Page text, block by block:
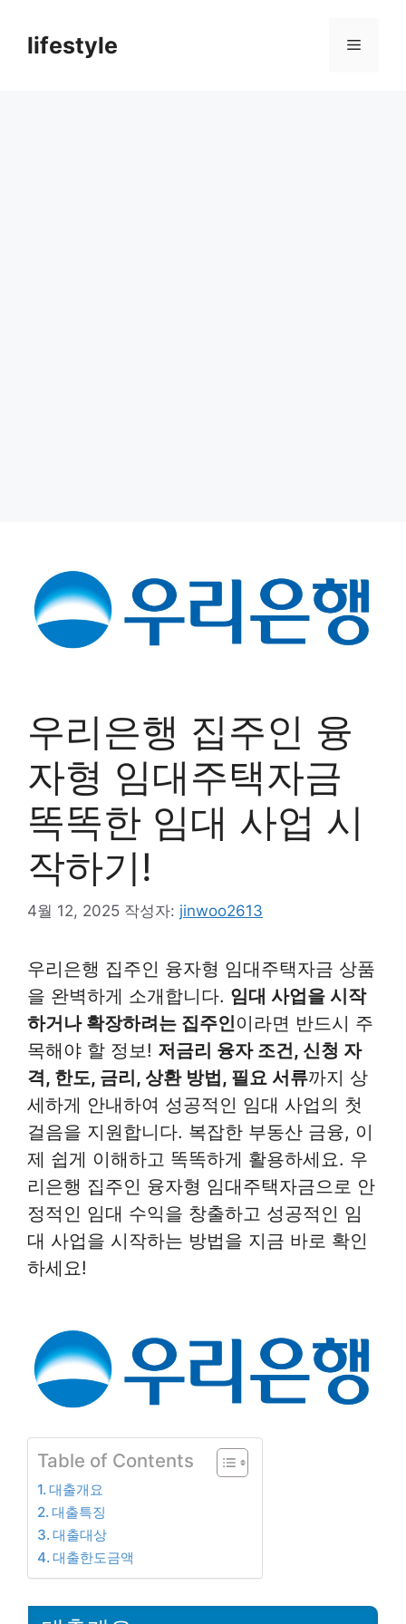
lifestyle 메
우리은행 집주인 융
자형 임대주택자금
똑똑한 임대 사업 시
작하기!
4월 12, 2025 작성자: jinwoo2613
우리은행 집주인 융자형 임대주택자금 상품
을 완벽하게 소개합니다. 임대 사업을 시작
하거나 확장하려는 집주인이라면 반드시 주
목해야 할 정보! 저금리 융자 조건, 신청 자
격, 한도, 금리, 상환 방법, 필요 서류까지 상
세하게 안내하여 성공적인 임대 사업의 첫
걸음을 지원합니다. 복잡한 부동산 금융, 이
제 쉽게 이해하고 똑똑하게 활용하세요. 우
리은행 집주인 융자형 임대주택자금으로 안
정적인 임대 수익을 창출하고 성공적인 임
대 사업을 시작하는 방법을 지금 바로 확인
하세요!
Table of Contents
대출개요
대출특징
대출대상
대출한도금액